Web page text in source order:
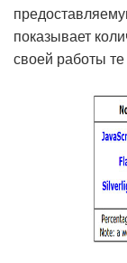
показывает
своей работы